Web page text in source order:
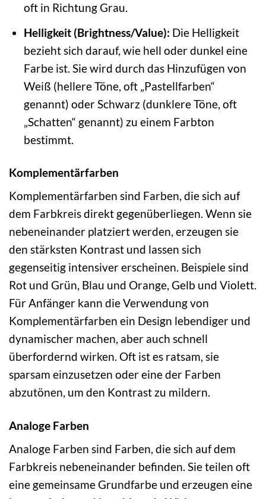
oft in Richtung Grau.
Helligkeit (Brightness/Value): Die Helligkeit
bezieht sich darauf, wie hell oder dunkel eine
Farbe ist. Sie wird durch das Hinzufügen von
Weiß (hellere Töne, oft „Pastellfarben“
genannt) oder Schwarz (dunklere Töne, oft
„Schatten“ genannt) zu einem Farbton
bestimmt.
Komplementärfarben
Komplementärfarben sind Farben, die sich auf
dem Farbkreis direkt gegenüberliegen. Wenn sie
nebeneinander platziert werden, erzeugen sie
den stärksten Kontrast und lassen sich
gegenseitig intensiver erscheinen. Beispiele sind
Rot und Grün, Blau und Orange, Gelb und Violett.
Für Anfänger kann die Verwendung von
Komplementärfarben ein Design lebendiger und
dynamischer machen, aber auch schnell
überfordernd wirken. Oft ist es ratsam, sie
sparsam einzusetzen oder eine der Farben
abzutönen, um den Kontrast zu mildern.
Analoge Farben
Analoge Farben sind Farben, die sich auf dem
Farbkreis nebeneinander befinden. Sie teilen oft
eine gemeinsame Grundfarbe und erzeugen eine